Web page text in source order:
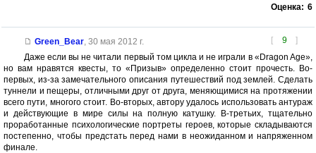
Оценка: 6
[ 9 ]
Green_Bear, 30 мая 2012 г.
Даже если вы не читали первый том цикла и не играли в «Dragon Age»,
но вам нравятся квесты, то «Призыв» определенно стоит прочесть. Во-
первых, из-за замечательного описания путешествий под землей. Сделать
туннели и пещеры, отличными друг от друга, меняющимися на протяжении
всего пути, многого стоит. Во-вторых, автору удалось использовать антураж
и действующие в мире силы на полную катушку. В-третьих, тщательно
проработанные психологические портреты героев, которые складываются
постепенно, чтобы предстать перед нами в неожиданном и напряженном
финале.